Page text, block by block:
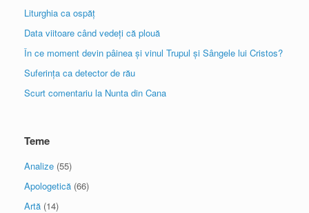
Liturghia ca ospăț
Data viitoare când vedeți că plouă
În ce moment devin pâinea și vinul Trupul și Sângele lui Cristos?
Suferința ca detector de rău
Scurt comentariu la Nunta din Cana
Teme
Analize (55)
Apologetică (66)
Artă (14)